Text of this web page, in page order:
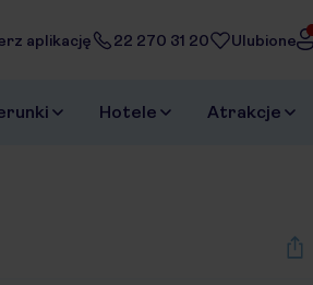
aplikację 22 270 31 20 Ulubione
Hotele Atrakcje